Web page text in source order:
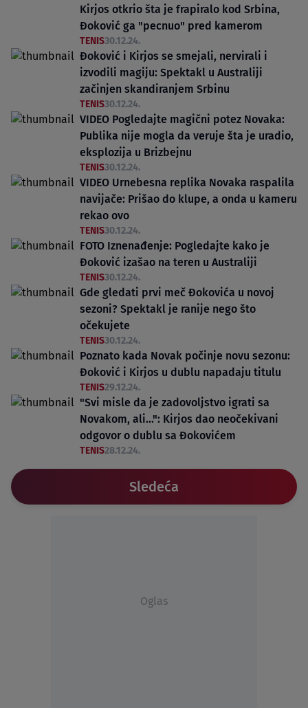
Kirjos otkrio šta je frapiralo kod Srbina,
Đoković ga "pecnuo" pred kamerom
TENIS30.12.24.
Đoković i Kirjos se smejali, nervirali i
izvodili magiju: Spektakl u Australiji
začinjen skandiranjem Srbinu
TENIS30.12.24.
VIDEO Pogledajte magični potez Novaka:
Publika nije mogla da veruje šta je uradio,
eksplozija u Brizbejnu
TENIS30.12.24.
VIDEO Urnebesna replika Novaka raspalila
navijače: Prišao do klupe, a onda u kameru
rekao ovo
TENIS30.12.24.
FOTO Iznenađenje: Pogledajte kako je
Đoković izašao na teren u Australiji
TENIS30.12.24.
Gde gledati prvi meč Đokovića u novoj
sezoni? Spektakl je ranije nego što
očekujete
TENIS30.12.24.
Poznato kada Novak počinje novu sezonu:
Đoković i Kirjos u dublu napadaju titulu
TENIS29.12.24.
"Svi misle da je zadovoljstvo igrati sa
Novakom, ali...": Kirjos dao neočekivani
odgovor o dublu sa Đokovićem
TENIS28.12.24.
Sledeća
Oglas